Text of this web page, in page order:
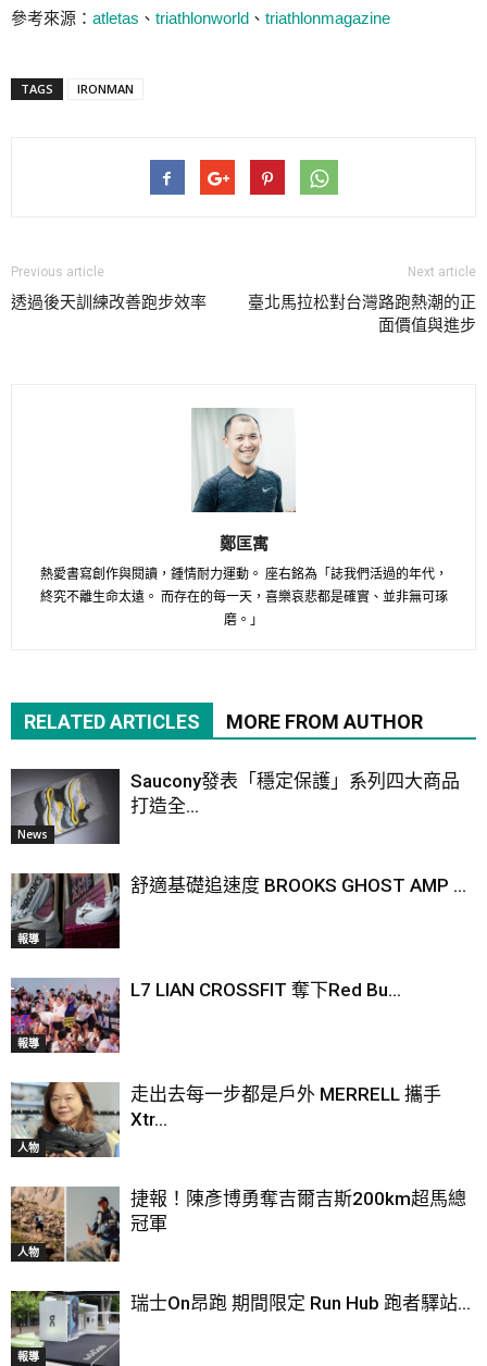
參考來源： atletas 、 triathlonworld 、 triathlonmagazine
TAGS IRONMAN
Previous article
透過後天訓練改善跑步效率
Next article
臺北馬拉松對台灣路跑熱潮的正
面價值與進步
鄭匡寓
熱愛書寫創作與閱讀，鍾情耐力運動。 座右銘為「誌我們活過的年代，
終究不離生命太遠。 而存在的每一天，喜樂哀悲都是確實、並非無可琢
磨。」
RELATED ARTICLES MORE FROM AUTHOR
News
Saucony發表「穩定保護」系列四大商品
打造全...
報導
舒適基礎追速度 BROOKS GHOST AMP ...
報導
L7 LIAN CROSSFIT 奪下Red Bu...
人物
走出去每一步都是戶外 MERRELL 攜手
Xtr...
人物
捷報！陳彥博勇奪吉爾吉斯200km超馬總
冠軍
報導
瑞士On昂跑 期間限定 Run Hub 跑者驛站...